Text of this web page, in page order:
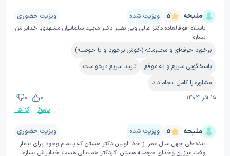
ملیحه 5 ویزیت شده
ویزیت حضوری
باسلام فوقالعاده دکتر عالی وبی نظیر دکتر مجید سلمانیان مشهدی. خدابراش
بسازه
برخورد حرفه‌ای و محترمانه (خوش برخورد و با حوصله)
پاسخگویی سریع و به موقع
تایید سریع درخواست
مشاوره را کامل انجام داد
۱۵ آذر ۱۴۰۴
0
0
پاسخ
گزارش
ملیحه 5 ویزیت شده
ویزیت حضوری
بنده طی چهل سال عمر از خدا اولین دکتر هستن که باتمام وجود برای بیمار
وقت میزارن وخدای حوصله هستن. کاردکتر هم عالی هست خدابراش بسازه.